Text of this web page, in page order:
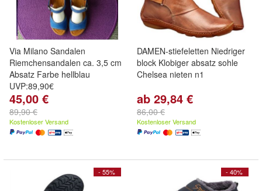
Via Milano Sandalen
Riemchensandalen ca. 3,5 cm
Absatz Farbe hellblau
UVP:89,90€
45,00 €
89,90 €
Kostenloser Versand
DAMEN-stiefeletten Niedriger
block Klobiger absatz sohle
Chelsea nieten n1
ab 29,84 €
86,00 €
Kostenloser Versand
- 55% - 40%